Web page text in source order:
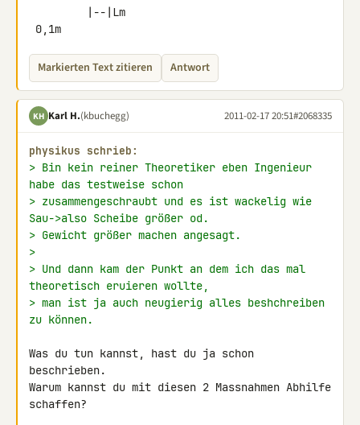
0,1m
Markierten Text zitieren Antwort
KH Karl H.(kbuchegg) 2011-02-17 20:51#2068335
physikus schrieb:
> Bin kein reiner Theoretiker eben Ingenieur
habe das testweise schon
> zusammengeschraubt und es ist wackelig wie
Sau->also Scheibe größer od.
> Gewicht größer machen angesagt.
>
> Und dann kam der Punkt an dem ich das mal
theoretisch eruieren wollte,
> man ist ja auch neugierig alles beshchreiben
zu können.
Was du tun kannst, hast du ja schon
beschrieben.
Warum kannst du mit diesen 2 Massnahmen Abhilfe
schaffen?